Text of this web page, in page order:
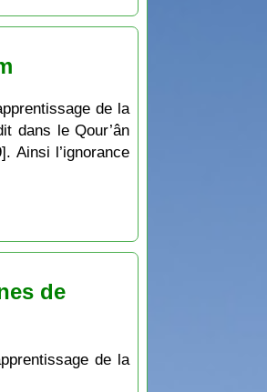
de la
dans le Qour’ân
Ainsi l’ignorance
de